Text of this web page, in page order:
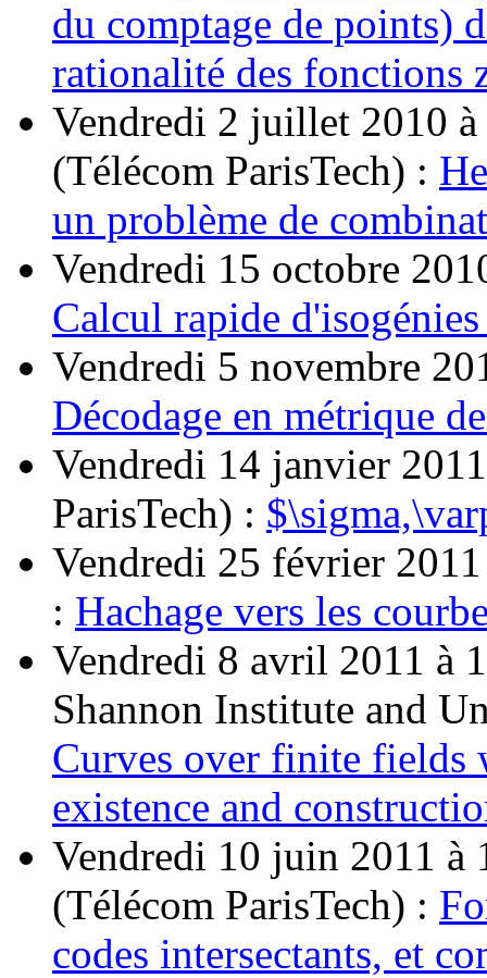
du comptage de points)
rationalité des fonctions
Vendredi 2 juillet 2010
(Télécom ParisTech) :
un problème de
Vendredi 15 octobre
Calcul rapide
Vendredi 5 novembre
Décodage en métrique
Vendredi 14 janvier
ParisTech) :
Vendredi 25 février
: Hachage vers les
Vendredi 8 avril 2011 à
Shannon Institute and
Curves over finite fields
existence and
Vendredi 10 juin 2011 à
(Télécom ParisTech) :
codes intersectants, et